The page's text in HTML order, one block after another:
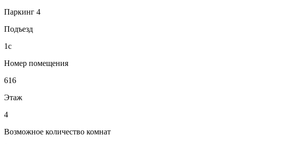
Паркинг 4
Подъезд
1с
Номер помещения
616
Этаж
4
Возможное количество комнат